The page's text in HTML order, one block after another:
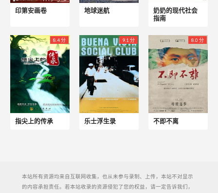
印第安画卷 地球迷航
奶奶的现代社会
指南
8.4 分
指尖上的传承
9.1 分
乐士浮生录
8.0 分
不即不离
本站所有资源均来自互联网收集，也从未参与录制、上传，本站不对显示
的内容承担责任。若本站收录的资源侵犯了您的权益，请一定告诉我们，